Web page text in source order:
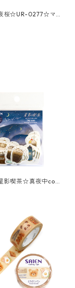
桜☆UR-0277☆マ
ープ
影喫茶☆真夜中coff
クシール☆Y-002